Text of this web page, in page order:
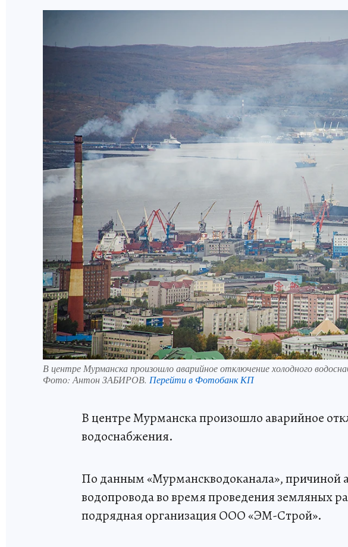
В центре Мурманска произошло аварийное отключение холодного
Фото: Антон ЗАБИРОВ. Перейти в Фотобанк КП
В центре Мурманска произошло аварийное
водоснабжения.
По данным «Мурманскводоканала», причиной
водопровода во время проведения земляных
подрядная организация ООО «ЭМ-Строй».